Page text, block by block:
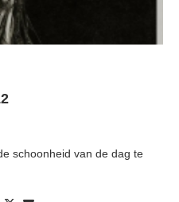
schoonheid van de dag te